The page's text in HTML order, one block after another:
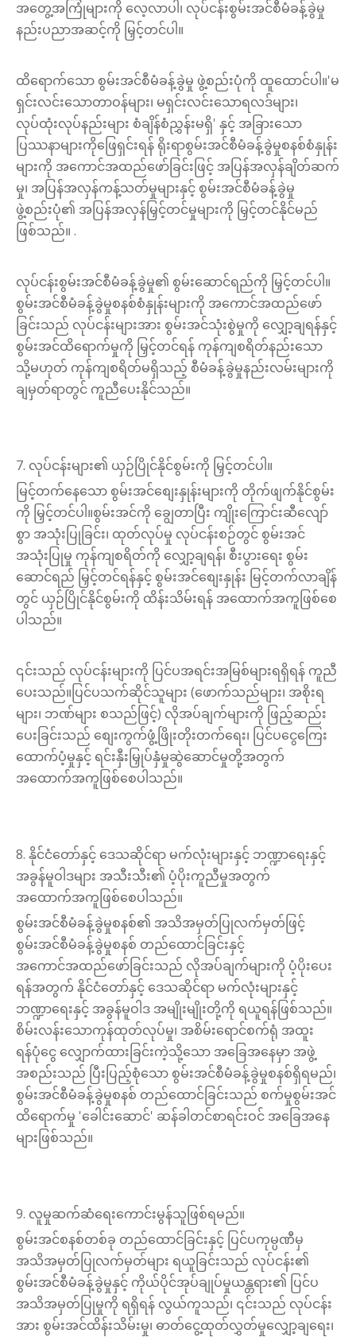
အတွေ့အကြုံများကို လေ့လာပါ၊ လုပ်ငန်းစွမ်းအင်စီမံခန့်ခွဲမှု
နည်းပညာအဆင့်ကို မြှင့်တင်ပါ။
ထိရောက်သော စွမ်းအင်စီမံခန့်ခွဲမှု ဖွဲ့စည်းပုံကို ထူထောင်ပါ။'မ
ရှင်းလင်းသောတာဝန်များ၊ မရှင်းလင်းသောရလဒ်များ၊
လုပ်ထုံးလုပ်နည်းများ စံချိန်စံညွှန်းမရှိ' နှင့် အခြားသော
ပြဿနာများကိုဖြေရှင်းရန် ရိုးရာစွမ်းအင်စီမံခန့်ခွဲမှုစနစ်စံနှုန်း
များကို အကောင်အထည်ဖော်ခြင်းဖြင့် အပြန်အလှန်ချိတ်ဆက်
မှု၊ အပြန်အလှန်ကန့်သတ်မှုများနှင့် စွမ်းအင်စီမံခန့်ခွဲမှု
ဖွဲ့စည်းပုံ၏ အပြန်အလှန်မြှင့်တင်မှုများကို မြှင့်တင်နိုင်မည်
ဖြစ်သည်။ .
လုပ်ငန်းစွမ်းအင်စီမံခန့်ခွဲမှု၏ စွမ်းဆောင်ရည်ကို မြှင့်တင်ပါ။
စွမ်းအင်စီမံခန့်ခွဲမှုစနစ်စံနှုန်းများကို အကောင်အထည်ဖော်
ခြင်းသည် လုပ်ငန်းများအား စွမ်းအင်သုံးစွဲမှုကို လျှော့ချရန်နှင့်
စွမ်းအင်ထိရောက်မှုကို မြှင့်တင်ရန် ကုန်ကျစရိတ်နည်းသော
သို့မဟုတ် ကုန်ကျစရိတ်မရှိသည့် စီမံခန့်ခွဲမှုနည်းလမ်းများကို
ချမှတ်ရာတွင် ကူညီပေးနိုင်သည်။
7. လုပ်ငန်းများ၏ ယှဉ်ပြိုင်နိုင်စွမ်းကို မြှင့်တင်ပါ။
မြင့်တက်နေသော စွမ်းအင်စျေးနှုန်းများကို တိုက်ဖျက်နိုင်စွမ်း
ကို မြှင့်တင်ပါ။စွမ်းအင်ကို ချွေတာပြီး ကျိုးကြောင်းဆီလျော်
စွာ အသုံးပြုခြင်း၊ ထုတ်လုပ်မှု လုပ်ငန်းစဉ်တွင် စွမ်းအင်
အသုံးပြုမှု ကုန်ကျစရိတ်ကို လျှော့ချရန်၊ စီးပွားရေး စွမ်း
ဆောင်ရည် မြှင့်တင်ရန်နှင့် စွမ်းအင်စျေးနှုန်း မြင့်တက်လာချိန်
တွင် ယှဉ်ပြိုင်နိုင်စွမ်းကို ထိန်းသိမ်းရန် အထောက်အကူဖြစ်စေ
ပါသည်။
၎င်းသည် လုပ်ငန်းများကို ပြင်ပအရင်းအမြစ်များရရှိရန် ကူညီ
ပေးသည်။ပြင်ပသက်ဆိုင်သူများ (ဖောက်သည်များ၊ အစိုးရ
များ၊ ဘဏ်များ စသည်ဖြင့်) လိုအပ်ချက်များကို ဖြည့်ဆည်း
ပေးခြင်းသည် စျေးကွက်ဖွံ့ဖြိုးတိုးတက်ရေး၊ ပြင်ပငွေကြေး
ထောက်ပံ့မှုနှင့် ရင်းနှီးမြှုပ်နှံမှုဆွဲဆောင်မှုတို့အတွက်
အထောက်အကူဖြစ်စေပါသည်။
8. နိုင်ငံတော်နှင့် ဒေသဆိုင်ရာ မက်လုံးများနှင့် ဘဏ္ဍာရေးနှင့်
အခွန်မူဝါဒများ အသီးသီး၏ ပံ့ပိုးကူညီမှုအတွက်
အထောက်အကူဖြစ်စေပါသည်။
စွမ်းအင်စီမံခန့်ခွဲမှုစနစ်၏ အသိအမှတ်ပြုလက်မှတ်ဖြင့်
စွမ်းအင်စီမံခန့်ခွဲမှုစနစ် တည်ထောင်ခြင်းနှင့်
အကောင်အထည်ဖော်ခြင်းသည် လိုအပ်ချက်များကို ပံ့ပိုးပေး
ရန်အတွက် နိုင်ငံတော်နှင့် ဒေသဆိုင်ရာ မက်လုံးများနှင့်
ဘဏ္ဍာရေးနှင့် အခွန်မူဝါဒ အမျိုးမျိုးတို့ကို ရယူရန်ဖြစ်သည်။
စိမ်းလန်းသောကုန်ထုတ်လုပ်မှု၊ အစိမ်းရောင်စက်ရုံ အထူး
ရန်ပုံငွေ လျှောက်ထားခြင်းကဲ့သို့သော အခြေအနေမှာ အဖွဲ့
အစည်းသည် ပြီးပြည့်စုံသော စွမ်းအင်စီမံခန့်ခွဲမှုစနစ်ရှိရမည်၊
စွမ်းအင်စီမံခန့်ခွဲမှုစနစ် တည်ထောင်ခြင်းသည် စက်မှုစွမ်းအင်
ထိရောက်မှု 'ခေါင်းဆောင်' ဆန်ခါတင်စာရင်းဝင် အခြေအနေ
များဖြစ်သည်။
9. လူမှုဆက်ဆံရေးကောင်းမွန်သူဖြစ်ရမည်။
စွမ်းအင်စနစ်တစ်ခု တည်ထောင်ခြင်းနှင့် ပြင်ပကုမ္ပဏီမှ
အသိအမှတ်ပြုလက်မှတ်များ ရယူခြင်းသည် လုပ်ငန်း၏
စွမ်းအင်စီမံခန့်ခွဲမှုနှင့် ကိုယ်ပိုင်အုပ်ချုပ်မှုယန္တရား၏ ပြင်ပ
အသိအမှတ်ပြုမှုကို ရရှိရန် လွယ်ကူသည်၊ ၎င်းသည် လုပ်ငန်း
အား စွမ်းအင်ထိန်းသိမ်းမှု၊ ဓာတ်ငွေ့ထုတ်လွှတ်မှုလျှော့ချရေး၊